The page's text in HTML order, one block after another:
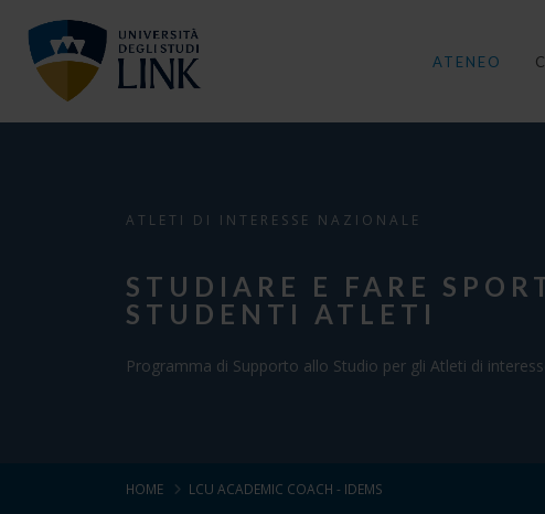
ATENEO
ATLETI DI INTERESSE NAZIONALE
STUDIARE E FARE
STUDENTI ATLETI
Programma di Supporto allo Studio per gli Atleti di
HOME LCU ACADEMIC COACH - IDEMS